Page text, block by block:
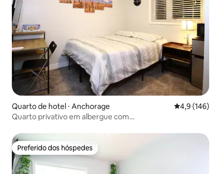
Quarto de hotel ⋅ Anchorage 4,9 de uma
4,9 (146)
Quarto privativo em albergue com
Preferido dos hóspedes
Preferido dos hóspedes